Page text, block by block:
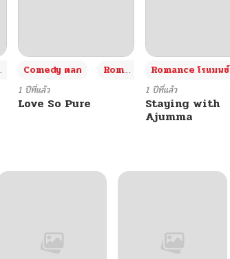
04/02/2025
+3
Comedy ตลก Romance โรแมนซ์ +4
1 ปีที่แล้ว
Love So Pure
Romance โรแมนซ์
1 ปีที่แล้ว
Staying with
Ajumma